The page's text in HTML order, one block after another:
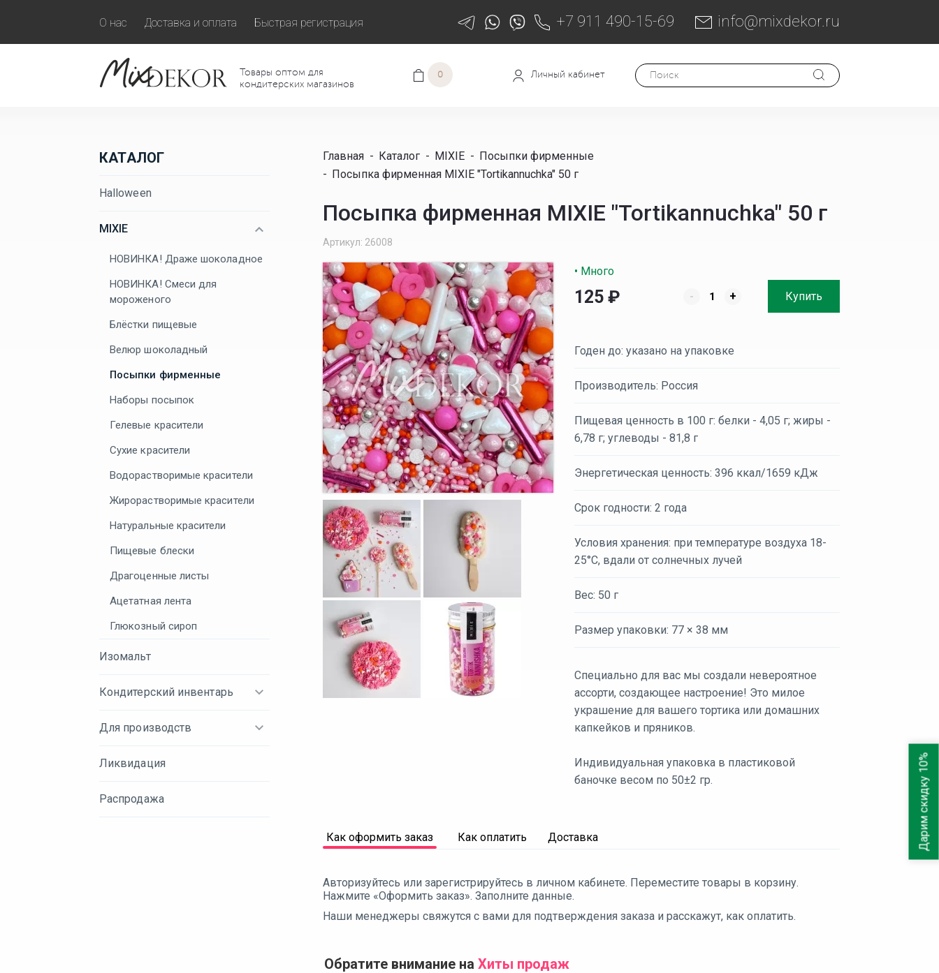
О нас Доставка и оплата Быстрая регистрация +7 911 490-15-69 info@mixdekor.ru
Товары оптом для
кондитерских магазинов
0 Личный кабинет
КАТАЛОГ
Halloween
MIXIE
НОВИНКА! Драже шоколадное
НОВИНКА! Смеси для
мороженого
Блёстки пищевые
Велюр шоколадный
Посыпки фирменные
Наборы посыпок
Гелевые красители
Сухие красители
Водорастворимые красители
Жирорастворимые красители
Натуральные красители
Пищевые блески
Драгоценные листы
Ацетатная лента
Глюкозный сироп
Изомальт
Кондитерский инвентарь
Для производств
Ликвидация
Распродажа
Главная - Каталог - MIXIE - Посыпки фирменные
- Посыпка фирменная MIXIE "Tortikannuchka" 50 г
Посыпка фирменная MIXIE "Tortikannuchka" 50 г
Артикул: 26008
• Много
125 ₽ - + Купить
Годен до: указано на упаковке
Производитель: Россия
Пищевая ценность в 100 г: белки - 4,05 г; жиры -
6,78 г; углеводы - 81,8 г
Энергетическая ценность: 396 ккал/1659 кДж
Срок годности: 2 года
Условия хранения: при температуре воздуха 18-
25°С, вдали от солнечных лучей
Вес: 50 г
Размер упаковки: 77 × 38 мм
Специально для вас мы создали невероятное
ассорти, создающее настроение! Это милое
украшение для вашего тортика или домашних
капкейков и пряников.
Индивидуальная упаковка в пластиковой
баночке весом по 50±2 гр.
Как оформить заказ Как оплатить Доставка
Авторизуйтесь или зарегистрируйтесь в личном кабинете. Переместите товары в корзину.
Нажмите «Оформить заказ». Заполните данные.
Наши менеджеры свяжутся с вами для подтверждения заказа и расскажут, как оплатить.
Обратите внимание на Хиты продаж
Дарим скидку 10%